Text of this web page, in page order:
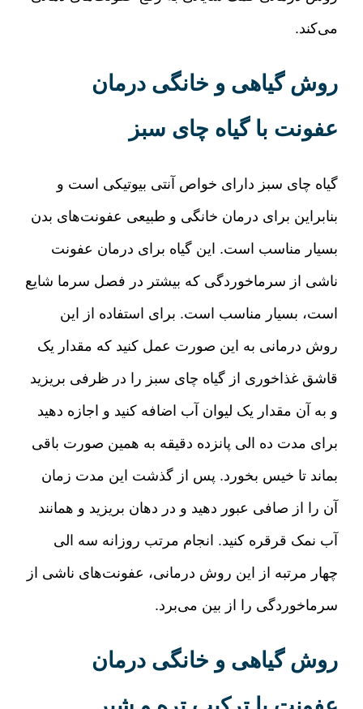
می‌کند.
روش گیاهی و خانگی درمان
عفونت با گیاه چای سبز
گیاه چای سبز دارای خواص آنتی بیوتیکی است و
بنابراین برای درمان خانگی و طبیعی عفونت‌های بدن
بسیار مناسب است. این گیاه برای درمان عفونت
ناشی از سرماخوردگی که بیشتر در فصل سرما شایع
است، بسیار مناسب است. برای استفاده از این
روش درمانی به این صورت عمل کنید که مقدار یک
قاشق غذاخوری از گیاه چای سبز را در ظرفی بریزید
و به آن مقدار یک لیوان آب اضافه کنید و اجازه دهید
برای مدت ده الی پانزده دقیقه به همین صورت باقی
بماند تا خیس بخورد. پس از گذشت این مدت زمان
آن را از صافی عبور دهید و در دهان بریزید و همانند
آب نمک قرقره کنید. انجام مرتب روزانه سه الی
چهار مرتبه از این روش درمانی، عفونت‌های ناشی از
سرماخوردگی را از بین می‌برد.
روش گیاهی و خانگی درمان